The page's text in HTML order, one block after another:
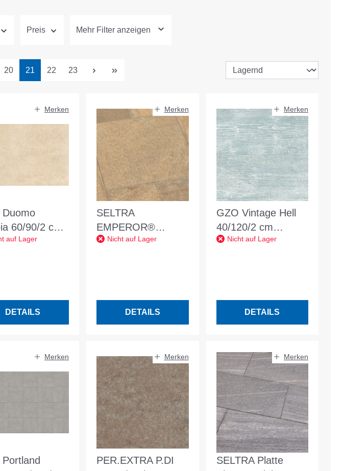
Preis Mehr Filter anzeigen
Seite
20 Seite
21 Seite
22 Seite
23
Merken
60/90/2 cm
auf Lager
DETAILS
Merken
SELTRA
EMPEROR®
CLASSIC limerick
Nicht auf Lager
DETAILS
Merken
GZO Vintage Hell
40/120/2 cm
hellgrau
Nicht auf Lager
DETAILS
Merken Merken
PER.EXTRA P.DI
Merken
SELTRA Platte